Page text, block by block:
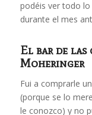
podéis ver todo
durante el mes
El bar de las
Moheringer
Fui a comprarle
(porque se lo
le conozco) y no